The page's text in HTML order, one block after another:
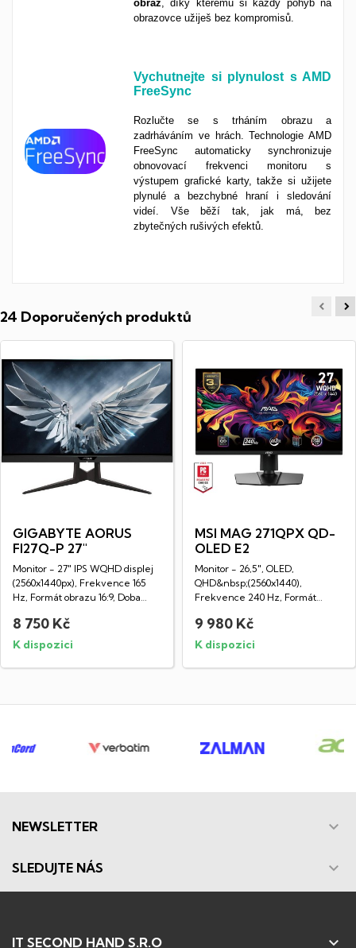
obraz , díky kterému si každý pohyb na
obrazovce užiješ bez kompromisů.
Vychutnejte si plynulost s AMD
FreeSync
Rozlučte se s trháním obrazu a
zadrháváním ve hrách. Technologie AMD
FreeSync automaticky synchronizuje
obnovovací frekvenci monitoru s
výstupem grafické karty, takže si užijete
plynulé a bezchybné hraní i sledování
videí. Vše běží tak, jak má, bez
zbytečných rušivých efektů.
24 Doporučených produktů
GIGABYTE AORUS
FI27Q-P 27"
Monitor - 27" IPS WQHD displej
(2560x1440px), Frekvence 165
Hz, Formát obrazu 16:9, Doba
8 750 Kč
K dispozici
MSI MAG 271QPX QD-
OLED E2
Monitor - 26,5", OLED,
QHD&nbsp;(2560x1440),
Frekvence 240 Hz, Formát
9 980 Kč
K dispozici
NEWSLETTER 
SLEDUJTE NÁS 
IT SECOND HAND S.R.O 